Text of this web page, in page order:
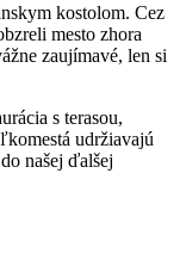
kostolom. Cez
mesto zhora
zaujímavé, len si
s terasou,
udržiavajú
našej ďalšej